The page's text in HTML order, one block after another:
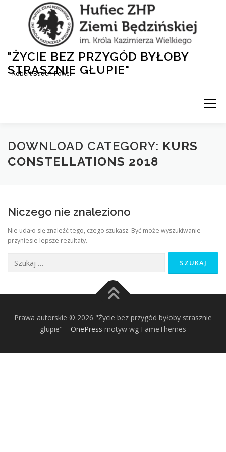
"ŻYCIE BEZ PRZYGÓD BYŁOBY
STRASZNIE GŁUPIE"
– Robert Baden-Powell
Menu
AKTUALNOŚCI HUFIEC DLA RODZICÓW
DOWNLOAD CATEGORY: KURS
CONSTELLATIONS 2018
Niczego nie znaleziono
Nie udało się znaleźć tego, czego szukasz. Być może wyszukiwanie
przyniesie lepsze rezultaty.
Prawa autorskie © 2026 "Życie bez przygód byłoby strasznie
głupie" – OnePress motyw wg FameThemes